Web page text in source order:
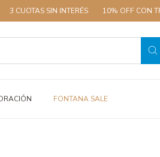
3 CUOTAS SIN INTERÉS 10% OFF CON
FONTANA SALE